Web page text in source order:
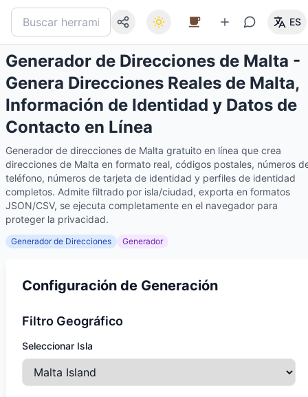
ES
Generador de Direcciones de Malta -
Genera Direcciones Reales de Malta,
Información de Identidad y Datos de
Contacto en Línea
Generador de direcciones de Malta gratuito en línea que crea
direcciones de Malta en formato real, códigos postales, números
teléfono, números de tarjeta de identidad y perfiles de identidad
completos. Admite filtrado por isla/ciudad, exporta en formatos
JSON/CSV, se ejecuta completamente en el navegador para
proteger la privacidad.
Generador de Direcciones Generador
Configuración de Generación
Filtro Geográfico
Seleccionar Isla